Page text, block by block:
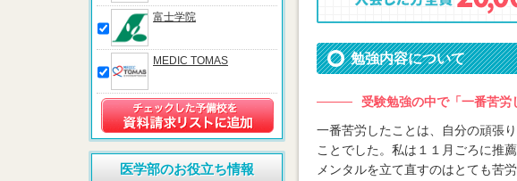
勉強内容について
受験勉強の中で「一番苦労
一番苦労したことは、自分の頑張
ことでした。私は１１月ごろに推
メンタルを立て直すのはとても苦
富士学院
MEDIC TOMAS
医学部のお役立ち情報